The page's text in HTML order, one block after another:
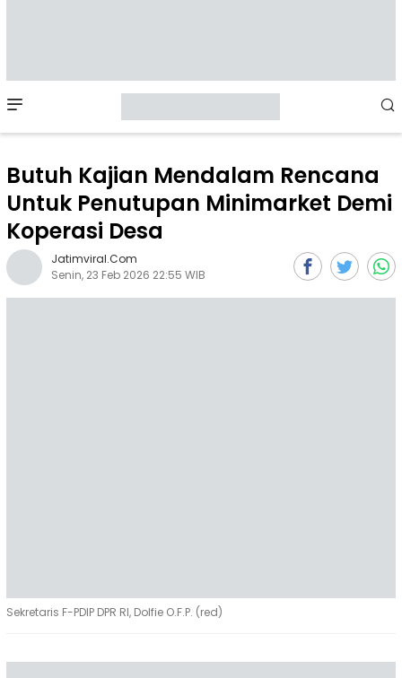
Menu
Butuh Kajian Mendalam Rencana
Untuk Penutupan Minimarket Demi
Koperasi Desa
Jatimviral.com
Senin, 23 Feb 2026 22:55 WIB
Sekretaris F-PDIP DPR RI, Dolfie O.F.P. (red)